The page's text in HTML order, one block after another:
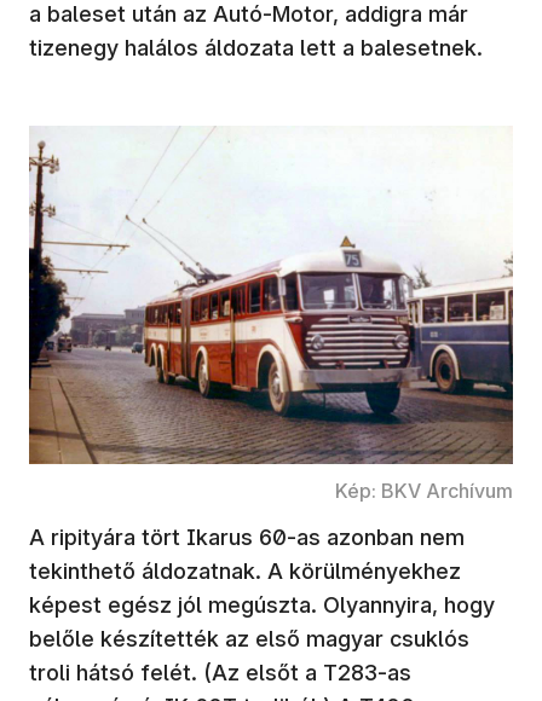
a baleset után az Autó-Motor, addigra már
tizenegy halálos áldozata lett a balesetnek.
Kép: BKV Archívum
A ripityára tört Ikarus 60-as azonban nem
tekinthető áldozatnak. A körülményekhez
képest egész jól megúszta. Olyannyira, hogy
belőle készítették az első magyar csuklós
troli hátsó felét. (Az elsőt a T283-as